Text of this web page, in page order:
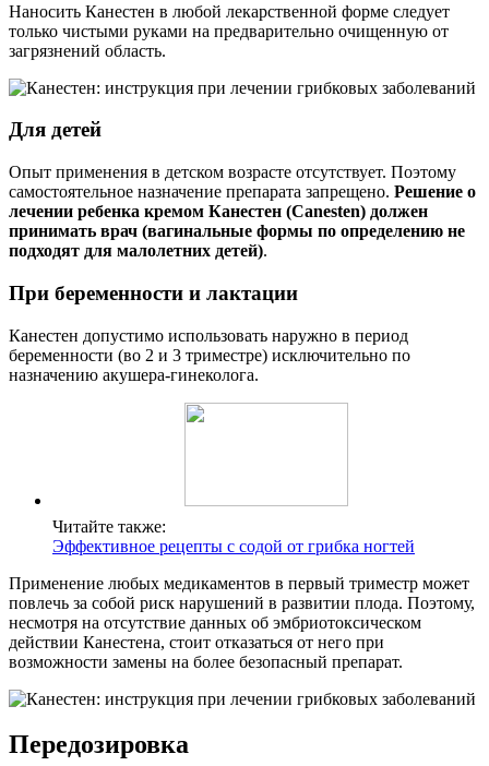
Наносить Канестен в любой лекарственной форме следует
только чистыми руками на предварительно очищенную от
загрязнений область.
Для детей
Опыт применения в детском возрасте отсутствует. Поэтому
самостоятельное назначение препарата запрещено. Решение о
лечении ребенка кремом Канестен (Canesten) должен
принимать врач (вагинальные формы по определению не
подходят для малолетних детей).
При беременности и лактации
Канестен допустимо использовать наружно в период
беременности (во 2 и 3 триместре) исключительно по
назначению акушера-гинеколога.
Читайте также:
Эффективное рецепты с содой от грибка ногтей
Применение любых медикаментов в первый триместр может
повлечь за собой риск нарушений в развитии плода. Поэтому,
несмотря на отсутствие данных об эмбриотоксическом
действии Канестена, стоит отказаться от него при
возможности замены на более безопасный препарат.
Передозировка